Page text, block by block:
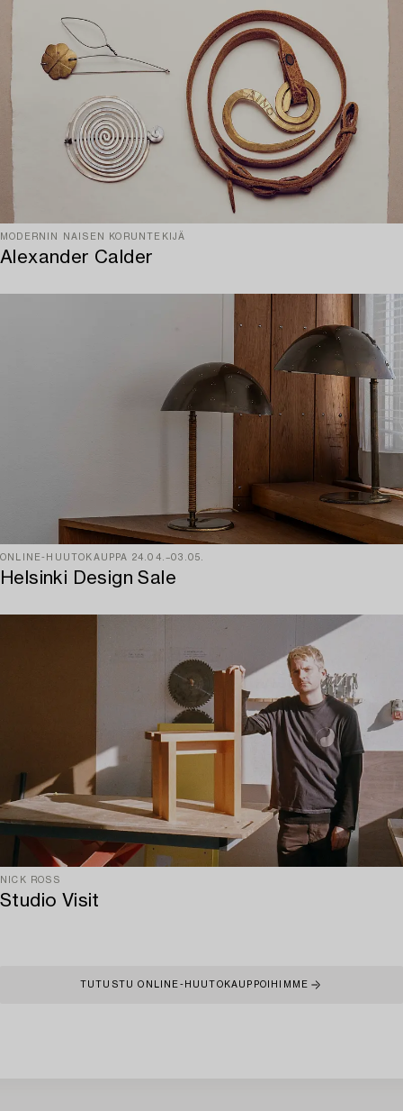
Alexander Calder
MODERNIN NAISEN KORUNTEKIJÄ
Helsinki Design Sale
ONLINE-HUUTOKAUPPA 24.04.–03.05.
Studio Visit
NICK ROSS
TUTUSTU ONLINE-HUUTOKAUPPOIHIMME